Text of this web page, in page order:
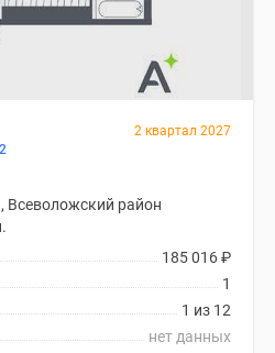
2 квартал 2027
2
Всеволожский район
185 016₽
1
1 из 12
нет данных